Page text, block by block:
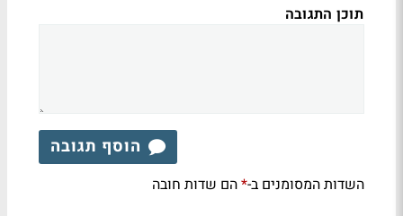
תוכן התגובה
הוסף תגובה
השדות המסומנים ב-*הם שדות חובה